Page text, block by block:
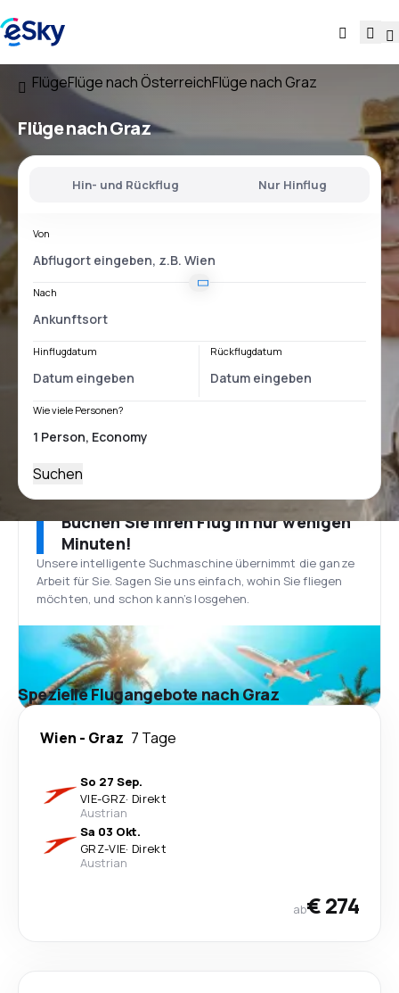
FlügeFlüge nach ÖsterreichFlüge nach Graz
Flüge nach Graz
Hin- und Rückflug Nur Hinflug
Von
Nach
Hinflugdatum Rückflugdatum
Wie viele Personen?
Suchen
Buchen Sie Ihren Flug in nur wenigen
Minuten!
Unsere intelligente Suchmaschine übernimmt die ganze
Arbeit für Sie. Sagen Sie uns einfach, wohin Sie fliegen
möchten, und schon kann’s losgehen.
Spezielle Flugangebote nach Graz
Wien - Graz 7 Tage
So 27 Sep.
VIE-GRZ· Direkt
Austrian
Sa 03 Okt.
GRZ-VIE· Direkt
Austrian
ab€ 274